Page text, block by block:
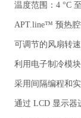
温度范围：4 °C
APT.line™ 预热
可调节的风扇转速
利用电子制冷模
采用间隔编程和
通过 LCD 显示器